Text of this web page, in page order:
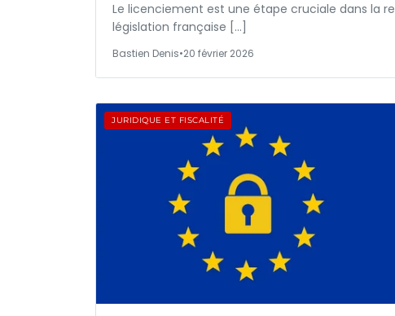
Le licenciement est une étape cruciale dans la
législation française […]
Bastien Denis•20 février 2026
JURIDIQUE ET FISCALITÉ